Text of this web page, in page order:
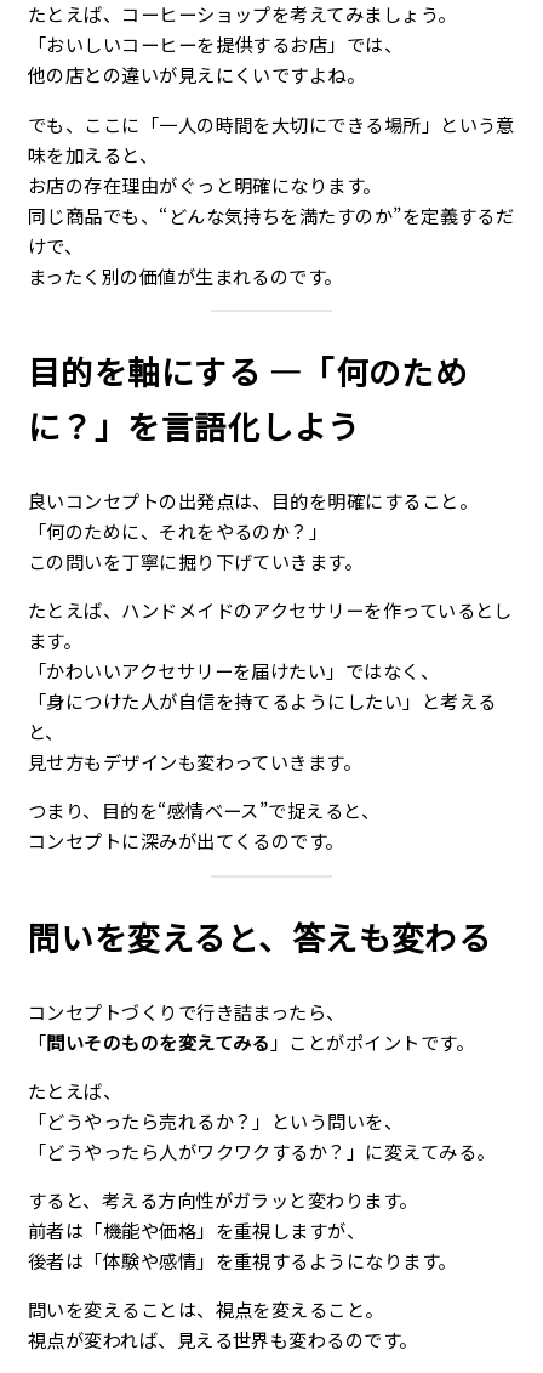
たとえば、コーヒーショップを考えてみましょう。
「おいしいコーヒーを提供するお店」では、
他の店との違いが見えにくいですよね。
でも、ここに「一人の時間を大切にできる場所」という意
味を加えると、
お店の存在理由がぐっと明確になります。
同じ商品でも、“どんな気持ちを満たすのか”を定義するだ
けで、
まったく別の価値が生まれるのです。
目的を軸にする ―「何のため
に？」を言語化しよう
良いコンセプトの出発点は、目的を明確にすること。
「何のために、それをやるのか？」
この問いを丁寧に掘り下げていきます。
たとえば、ハンドメイドのアクセサリーを作っているとし
ます。
「かわいいアクセサリーを届けたい」ではなく、
「身につけた人が自信を持てるようにしたい」と考える
と、
見せ方もデザインも変わっていきます。
つまり、目的を“感情ベース”で捉えると、
コンセプトに深みが出てくるのです。
問いを変えると、答えも変わる
コンセプトづくりで行き詰まったら、
「問いそのものを変えてみる 」ことがポイントです。
たとえば、
「どうやったら売れるか？」という問いを、
「どうやったら人がワクワクするか？」に変えてみる。
すると、考える方向性がガラッと変わります。
前者は「機能や価格」を重視しますが、
後者は「体験や感情」を重視するようになります。
問いを変えることは、視点を変えること。
視点が変われば、見える世界も変わるのです。